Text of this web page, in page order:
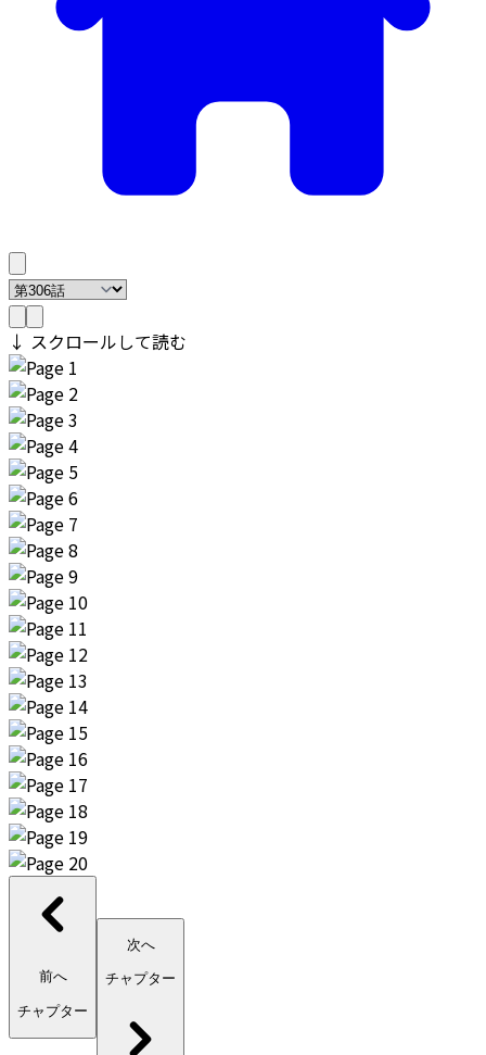
↓ スクロールして読む
前へ
チャプター
次へ
チャプター